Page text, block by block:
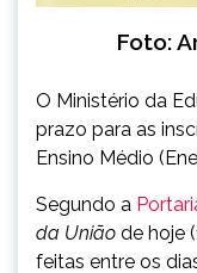
Foto:
O Ministério da
prazo para as
Ensino Médio
Segundo a
da União de hoje
feitas entre os